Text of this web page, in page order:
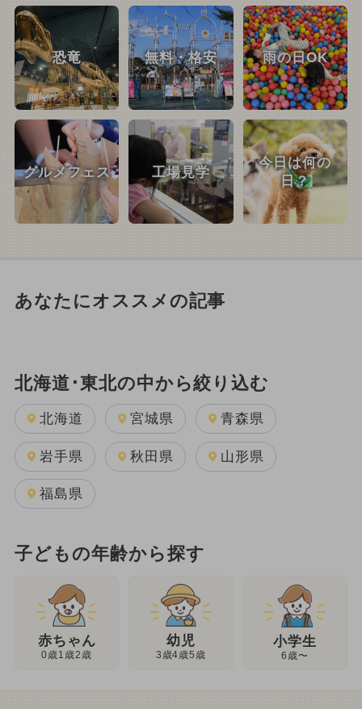
恐竜 無料・格安 雨の日OK
グルメフェス 工場見学
今日は何の
日？
あなたにオススメの記事
北海道･東北の中から絞り込む
北海道 宮城県 青森県
岩手県 秋田県 山形県
福島県
子どもの年齢から探す
赤ちゃん
0歳1歳2歳
幼児
3歳4歳5歳
小学生
6歳〜